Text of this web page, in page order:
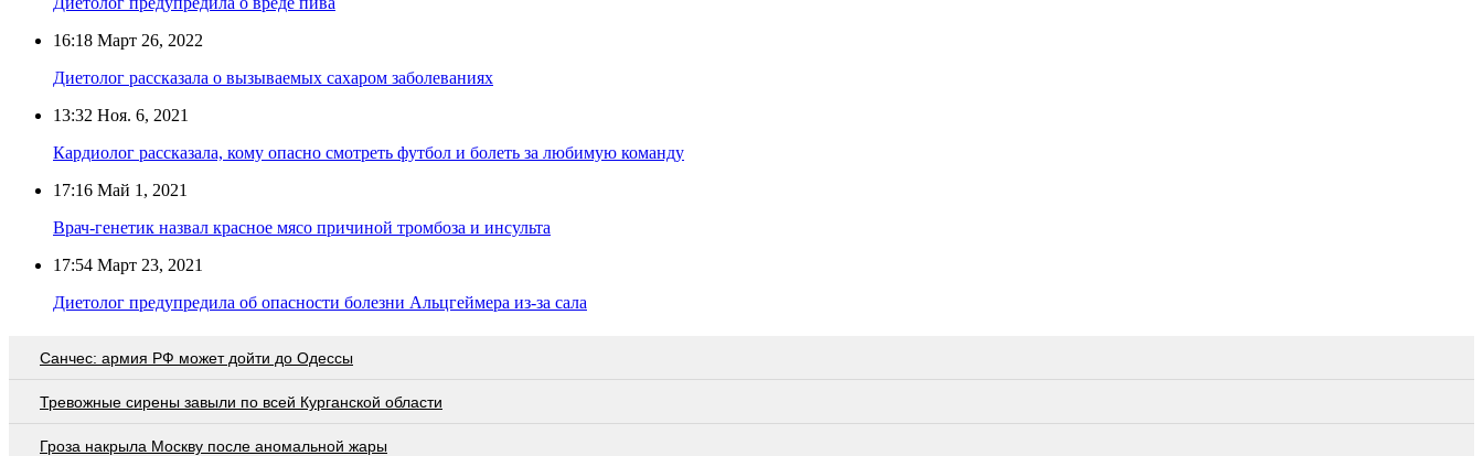
16:18 Март 26, 2022
Диетолог рассказала о вызываемых сахаром заболеваниях
13:32 Ноя. 6, 2021
Кардиолог рассказала, кому опасно смотреть футбол и болеть за любимую команду
17:16 Май 1, 2021
Врач-генетик назвал красное мясо причиной тромбоза и инсульта
17:54 Март 23, 2021
Диетолог предупредила об опасности болезни Альцгеймера из-за сала
Санчес: армия РФ может дойти до Одессы
Тревожные сирены завыли по всей Курганской области
Гроза накрыла Москву после аномальной жары